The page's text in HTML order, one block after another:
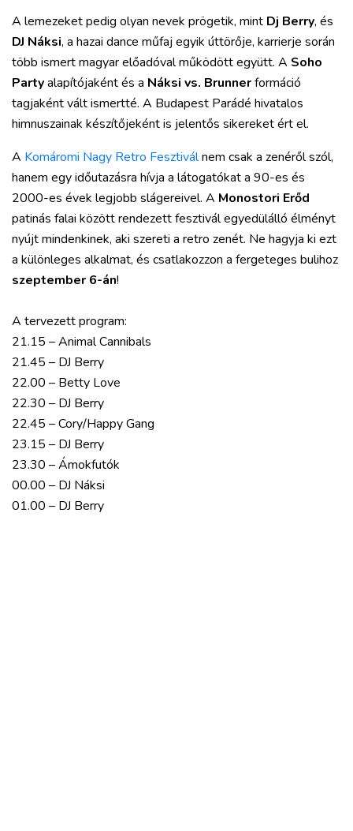
A lemezeket pedig olyan nevek prögetik, mint Dj Berry, és
DJ Náksi, a hazai dance műfaj egyik úttörője, karrierje során
több ismert magyar előadóval működött együtt. A Soho
Partyalapítójaként és a Náksi vs. Brunnerformáció
tagjaként vált ismertté. A Budapest Parádé hivatalos
himnuszainak készítőjeként is jelentős sikereket ért el.
A Komáromi Nagy Retro Fesztiválnem csak a zenéről szól,
hanem egy időutazásra hívja a látogatókat a 90-es és
2000-es évek legjobb slágereivel. A Monostori Erőd
patinás falai között rendezett fesztivál egyedülálló élményt
nyújt mindenkinek, aki szereti a retro zenét. Ne hagyja ki ezt
a különleges alkalmat, és csatlakozzon a fergeteges bulihoz
szeptember 6-án!
A tervezett program:
21.15 – Animal Cannibals
21.45 – DJ Berry
22.00 – Betty Love
22.30 – DJ Berry
22.45 – Cory/Happy Gang
23.15 – DJ Berry
23.30 – Ámokfutók
00.00 – DJ Náksi
01.00 – DJ Berry